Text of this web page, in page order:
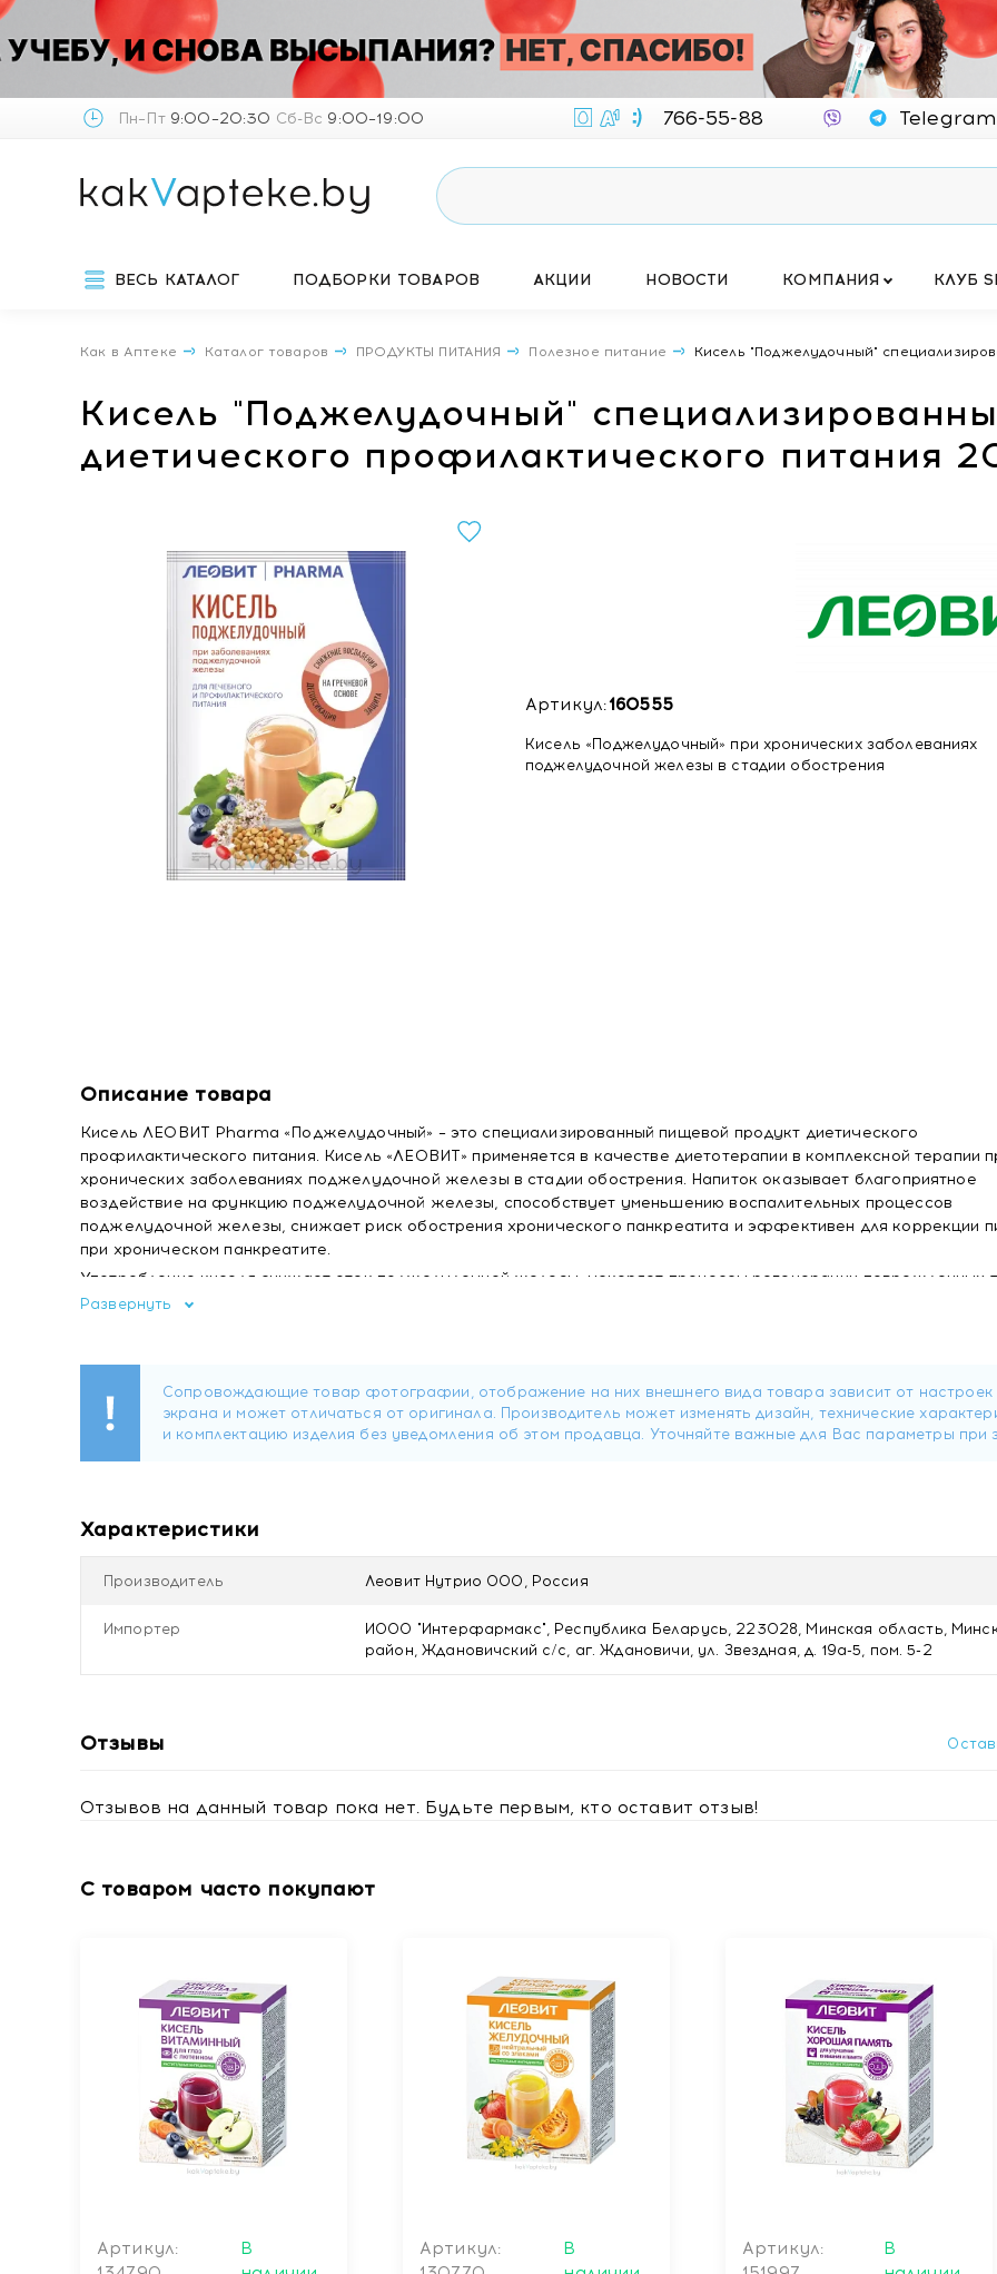
Пн–Пт9:00–20:30 Сб-Вс 9:00–19:00 766-55-88
ВЕСЬ КАТАЛОГ ПОДБОРКИ ТОВАРОВ АКЦИИ НОВОСТИ КОМПАНИЯ КЛУБ
Как в Аптеке Каталог товаров ПРОДУКТЫ ПИТАНИЯ Полезное питание Кисель "Поджелудочный"
Кисель "Поджелудочный"
диетического профилактического питания
Артикул:160555
Кисель «Поджелудочный» при хронических заболеваниях
поджелудочной железы в стадии обострения
Описание товара
Кисель ЛЕОВИТ Pharma «Поджелудочный» – это специализированный пищевой продукт диетического
профилактического питания. Кисель «ЛЕОВИТ» применяется в качестве диетотерапии в комплексной терапии
хронических заболеваниях поджелудочной железы в стадии обострения. Напиток оказывает благоприятное
воздействие на функцию поджелудочной железы, способствует уменьшению воспалительных процессов
поджелудочной железы, снижает риск обострения хронического панкреатита и эффективен для коррекции
при хроническом панкреатите.
Употребление киселя снижает отек поджелудочной железы, ускоряет процессы регенерации поврежденных
поджелудочной железы, способствует восстановлению ферментативной активности, устраняет тошноту,
рекомендован в виде монотерапии или в комплексной терапии с противовоспалительными препаратами.
напитка является его натуральный состав, основанный на лекарственных травах. Продукт имеет клинически
подтвержденную эффективность.
Оказывает общеукрепляющее действие и снижает интоксикацию
Нормализует показатели биохимических параметров крови, мочи, копрограммы и уменьшает отек
железы, по данным УЗИ
Рекомендации по применению
Принимать 1-2 раза в день. Длительность приема не ограничена.
Состав
Развернуть
Характеристики
Производитель Леовит Нутрио ООО, Россия
Импортер
ИООО "Интерфармакс", Республика Беларусь, 223028, Минская область,
район, Ждановичский с/с, аг. Ждановичи, ул. Звездная, д. 19а-5, пом. 5-2
Отзывы
Отзывов на данный товар пока нет. Будьте первым, кто оставит отзыв!
С товаром часто покупают
Артикул:
В
Артикул:
В
Артикул:
В